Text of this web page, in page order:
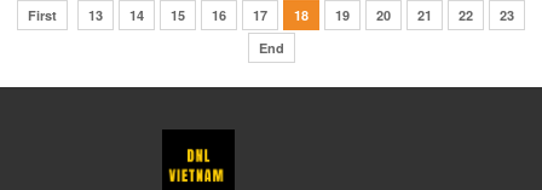
First 13 14 15 16 17 18 19 20 21 22
23
End